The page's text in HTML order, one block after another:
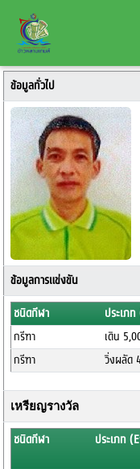
ข้อมูลทั่วไป
ข้อมูลการแข่งขัน
ชนิดกีฬา
ประเภ
กรีฑา
เดิน
กรีฑา
วิ่งผลัด
เหรียญรางวัล
ชนิดกีฬา ประเภท